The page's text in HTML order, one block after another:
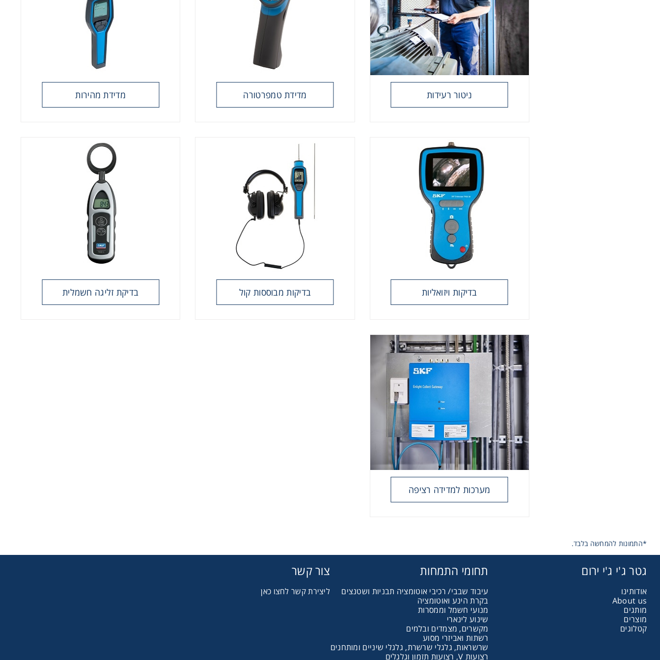
ניטור רעידות מדידת טמפרטורה מדידת מהירות
בדיקות ויזואליות בדיקות מבוססות קול בדיקת זליגה חשמלית
מערכות למדידה רציפה
*התמונות להמחשה בלבד.
גטר ג'י ג'י ירום
אודותינו
About us
מותגים
מוצרים
קטלוגים
תחומי התמחות
עיבוד שבבי/ רכיבי אוטומציה תבניות ושטנצים
בקרת הינע ואוטומציה
מנועי חשמל וממסרות
שינוע לינארי
מקשרים, מצמדים ובלמים
רשתות ואביזרי מסוע
שרשראות, גלגלי שרשרת, גלגלי שיניים ומותחנים
רצועות V, רצועות תזמון וגלגלים
צור קשר
ליצירת קשר לחצו כאן